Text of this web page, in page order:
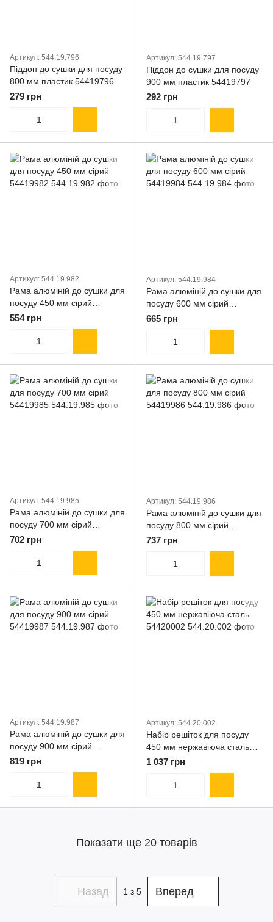
Артикул: 544.19.796
Піддон до сушки для посуду
800 мм пластик 54419796
279 грн
Артикул: 544.19.797
Піддон до сушки для посуду
900 мм пластик 54419797
292 грн
Артикул: 544.19.982
Рама алюміній до сушки для
посуду 450 мм сірий
54419982
554 грн
Артикул: 544.19.984
Рама алюміній до сушки для
посуду 600 мм сірий
54419984
665 грн
Артикул: 544.19.985
Рама алюміній до сушки для
посуду 700 мм сірий
54419985
702 грн
Артикул: 544.19.986
Рама алюміній до сушки для
посуду 800 мм сірий
54419986
737 грн
Артикул: 544.19.987
Рама алюміній до сушки для
посуду 900 мм сірий
54419987
819 грн
Артикул: 544.20.002
Набір решіток для посуду
450 мм нержавіюча сталь
54420002
1 037 грн
Показати ще 20 товарів
Назад 1 з 5 Вперед